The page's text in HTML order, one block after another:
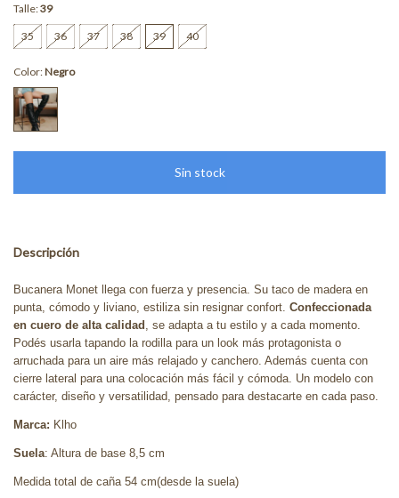
Talle:39
35 36 37 38 39 40
Color:Negro
Descripción
Bucanera Monet llega con fuerza y presencia. Su taco de madera en
punta, cómodo y liviano, estiliza sin resignar confort. Confeccionada
en cuero de alta calidad , se adapta a tu estilo y a cada momento.
Podés usarla tapando la rodilla para un look más protagonista o
arruchada para un aire más relajado y canchero. Además cuenta con
cierre lateral para una colocación más fácil y cómoda. Un modelo con
carácter, diseño y versatilidad, pensado para destacarte en cada paso.
Marca: Klho
Suela: Altura de base 8,5 cm
Medida total de caña 54 cm(desde la suela)